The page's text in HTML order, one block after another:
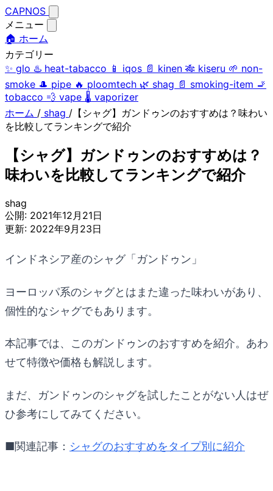
CAPNOS
メニュー
🏠 ホーム
カテゴリー
✨ glo ♨️ heat-tabacco 📱 iqos 📄 kinen 🎋 kiseru 🌱 non-
smoke 🎩 pipe 🔥 ploomtech 🌿 shag 📄 smoking-item 🚬
tobacco 💨 vape 🌡️ vaporizer
ホーム / shag / 【シャグ】ガンドゥンのおすすめは？味わい
を比較してランキングで紹介
【シャグ】ガンドゥンのおすすめは？
味わいを比較してランキングで紹介
shag
公開: 2021年12月21日
更新: 2022年9月23日
インドネシア産のシャグ「ガンドゥン」
ヨーロッパ系のシャグとはまた違った味わいがあり、
個性的なシャグでもあります。
本記事では、このガンドゥンのおすすめを紹介。あわ
せて特徴や価格も解説します。
まだ、ガンドゥンのシャグを試したことがない人はぜ
ひ参考にしてみてください。
■関連記事： シャグのおすすめをタイプ別に紹介